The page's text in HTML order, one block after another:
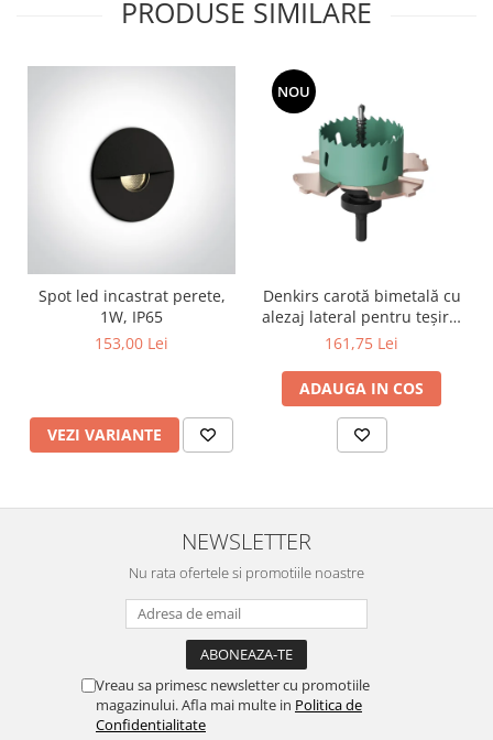
PRODUSE SIMILARE
Spot led incastrat perete,
1W, IP65
153,00 Lei
VEZI VARIANTE
NOU
Denkirs carotă bimetală cu
alezaj lateral pentru teșire,
70×115 mm
161,75 Lei
ADAUGA IN COS
NEWSLETTER
Nu rata ofertele si promotiile noastre
Vreau sa primesc newsletter cu promotiile
magazinului. Afla mai multe in Politica de
Confidentialitate